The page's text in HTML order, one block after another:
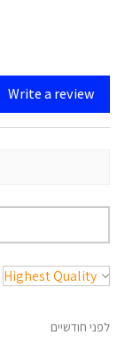
Write a review
לפני חודשיים